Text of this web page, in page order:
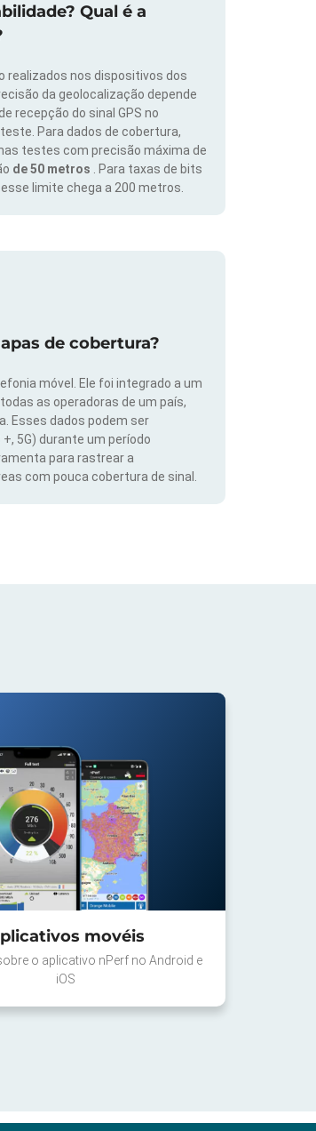
Qual é a
realizados nos dispositivos dos
da geolocalização depende
recepção do sinal GPS no
Para dados de cobertura,
testes com precisão máxima de
de 50 metros
. Para taxas de bits
limite chega a 200 metros.
de cobertura?
móvel. Ele foi integrado a um
as operadoras de um país,
Esses dados podem ser
5G) durante um período
para rastrear a
com pouca cobertura de sinal.
movéis
o aplicativo nPerf no Android e
iOS